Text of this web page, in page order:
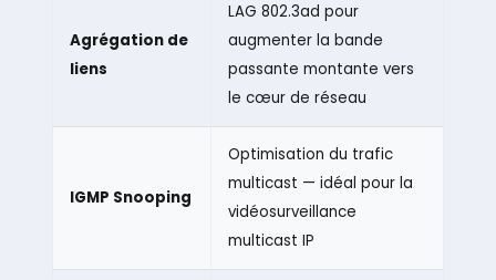
Agrégation de
liens
LAG 802.3ad pour
augmenter la bande
passante montante vers
le cœur de réseau
IGMP Snooping
Optimisation du trafic
multicast — idéal pour la
vidéosurveillance
multicast IP